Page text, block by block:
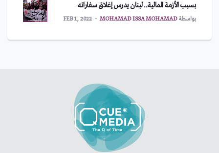
بسبب الأزمة المالية.. لبنان يدرس إغلاق سفاراته
بواسطةMOHAMAD ISSA MOHAMAD
FEB 1, 2022